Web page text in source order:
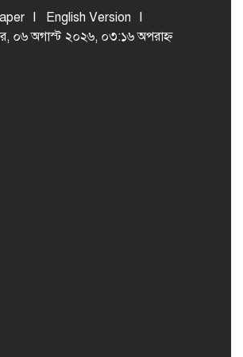
English Version
০৬ অগাস্ট ২০২৬, ০৩:১৬ অপরাহ্ন